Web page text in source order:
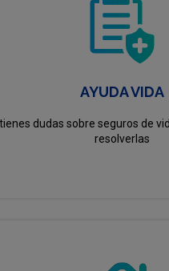
AYUDA VIDA
dudas sobre seguros de
resolverlas